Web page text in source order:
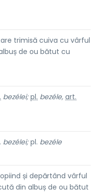
trimisă cuiva cu vârful
de ou bătut cu
bezélei; pl. bezéle, art.
bezélei;pl. bezéle
și depărtând vârful
din albuș de ou bătut